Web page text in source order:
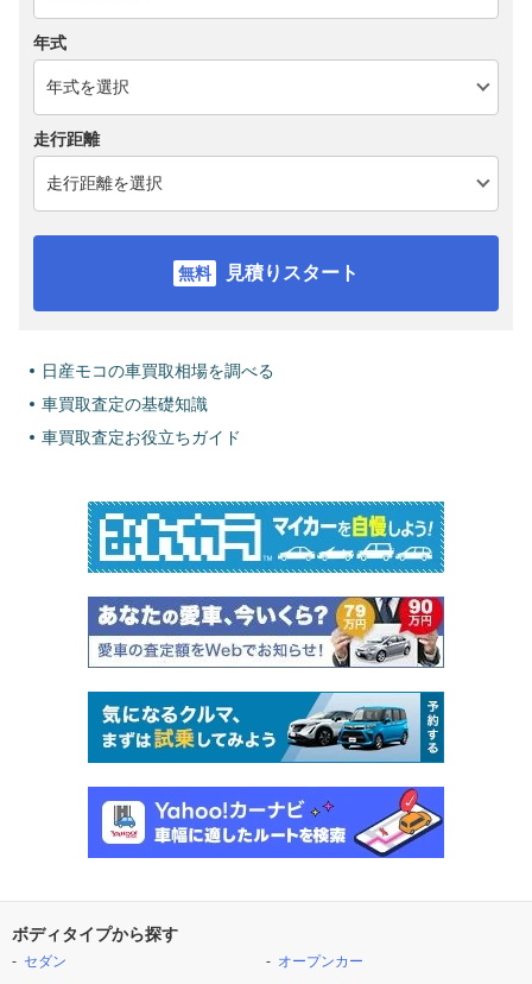
年式
走行距離
見積りスタート
日産モコの車買取相場を調べる
車買取査定の基礎知識
車買取査定お役立ちガイド
ボディタイプから探す
セダン
オープンカー